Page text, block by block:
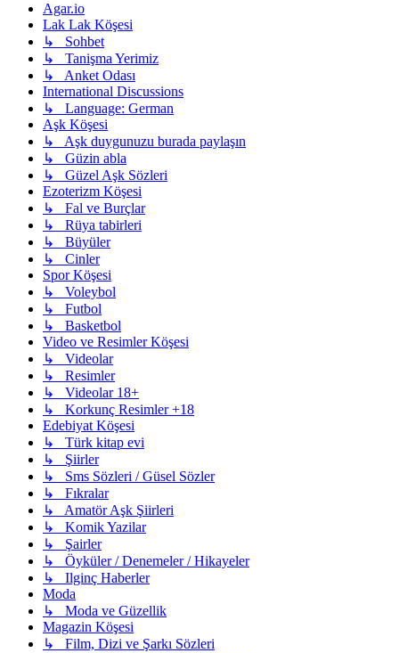
Agar.io
Lak Lak Köşesi
↳ Sohbet
↳ Tanişma Yerimiz
↳ Anket Odası
International Discussions
↳ Language: German
Aşk Köşesi
↳ Aşk duygunuzu burada paylaşın
↳ Güzin abla
↳ Güzel Aşk Sözleri
Ezoterizm Köşesi
↳ Fal ve Burçlar
↳ Rüya tabirleri
↳ Büyüler
↳ Cinler
Spor Köşesi
↳ Voleybol
↳ Futbol
↳ Basketbol
Video ve Resimler Köşesi
↳ Videolar
↳ Resimler
↳ Videolar 18+
↳ Korkunç Resimler +18
Edebiyat Köşesi
↳ Türk kitap evi
↳ Şiirler
↳ Sms Sözleri / Güsel Sözler
↳ Fıkralar
↳ Amatör Aşk Şiirleri
↳ Komik Yazilar
↳ Şairler
↳ Öyküler / Denemeler / Hikayeler
↳ Ilginç Haberler
Moda
↳ Moda ve Güzellik
Magazin Köşesi
↳ Film, Dizi ve Şarkı Sözleri